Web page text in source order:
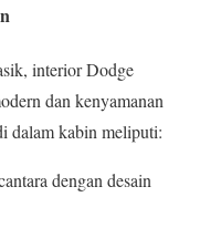
interior Dodge
dan kenyamanan
dalam kabin meliputi:
dengan desain